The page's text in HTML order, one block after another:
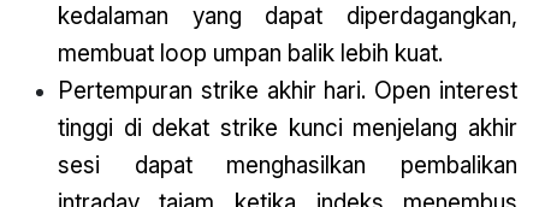
kedalaman yang dapat diperdagangkan,
membuat loop umpan balik lebih kuat.
Pertempuran strike akhir hari. Open interest
tinggi di dekat strike kunci menjelang akhir
sesi dapat menghasilkan pembalikan